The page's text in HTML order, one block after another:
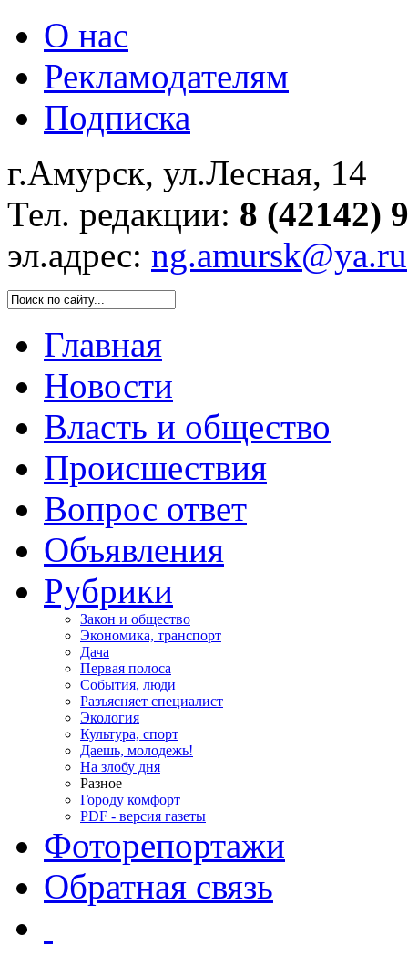
О нас
Рекламодателям
Подписка
г.Амурск, ул.Лесная, 14
Тел. редакции: 8 (42142)
эл.адрес: ng.amursk@ya.ru
Главная
Новости
Власть и общество
Происшествия
Вопрос ответ
Объявления
Рубрики
Закон и общество
Экономика, транспорт
Дача
Первая полоса
События, люди
Разъясняет специалист
Экология
Культура, спорт
Даешь, молодежь!
На злобу дня
Разное
Городу комфорт
PDF - версия газеты
Фоторепортажи
Обратная связь